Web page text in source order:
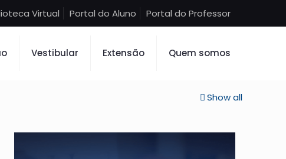
Virtual Portal do Aluno Portal do Professor
Vestibular Extensão Quem somos
Show all